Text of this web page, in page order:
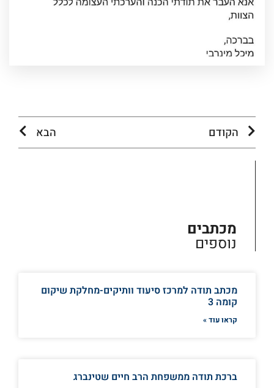
הקודם הבא
מכתבים
נוספים
מכתב תודה למרכז סיעוד וותיקים-מחלקת שיקום
קומה 3
קראו עוד »
ברכת תודה ממשפחת הרב חיים שטינברג